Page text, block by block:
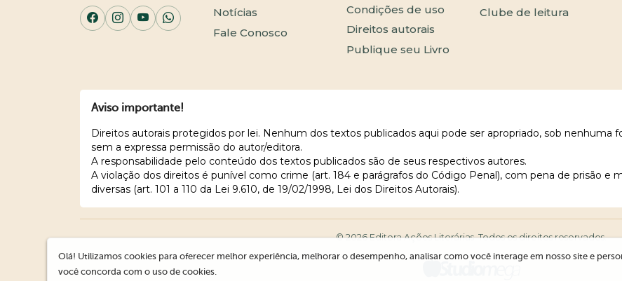
Notícias
Fale Conosco
Condições de uso
Direitos autorais
Publique seu Livro
Clube de leitura
Aviso importante!
Direitos autorais protegidos por lei. Nenhum dos textos publicados aqui pode ser apropriado, sob nenhuma
sem a expressa permissão do autor/editora.
A responsabilidade pelo conteúdo dos textos publicados são de seus respectivos autores.
A violação dos direitos é punível como crime (art. 184 e parágrafos do Código Penal), com pena de prisão e
diversas (art. 101 a 110 da Lei 9.610, de 19/02/1998, Lei dos Direitos Autorais).
© 2026 Editora Ações Literárias. Todos os direitos reservados.
Olá! Utilizamos cookies para oferecer melhor experiência, melhorar o desempenho, analisar como você interage em nosso site e
você concorda com o uso de cookies.